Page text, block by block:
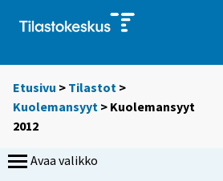
Etusivu > Tilastot >
Kuolemansyyt > Kuolemansyyt
2012
Avaa valikko